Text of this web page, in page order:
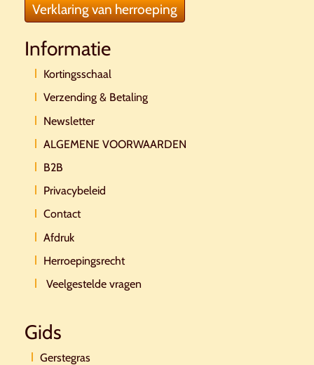
Verklaring van herroeping
Informatie
Kortingsschaal
Verzending & Betaling
Newsletter
ALGEMENE VOORWAARDEN
B2B
Privacybeleid
Contact
Afdruk
Herroepingsrecht
Veelgestelde vragen
Gids
Gerstegras